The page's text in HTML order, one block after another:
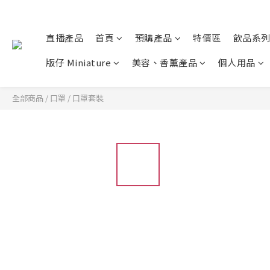
直播產品 首頁 預購產品 特價區
飲品系列
版仔 Miniature
美容、香薰產品 個人用品
全部商品 / 口罩 / 口罩套裝